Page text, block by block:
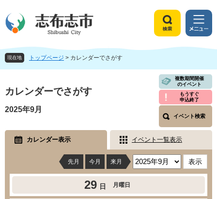
ジ
頭
ュ
飛
本
文
索
メ
ニ
ュ
現在地 トップページ > カレンダーでさがす
文
カレンダーでさがす
複数期間開催
のイベント
もうすぐ
申込終了
イベント検索
2025年9月
カレンダー表示 イベント一覧表示
先月 今月 来月
29 日 月曜日